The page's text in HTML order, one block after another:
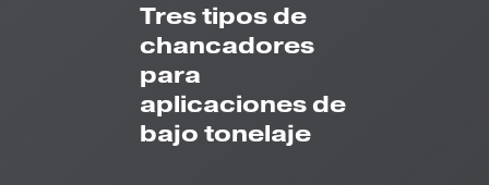
Tres tipos de
chancadores
para
aplicaciones de
bajo tonelaje